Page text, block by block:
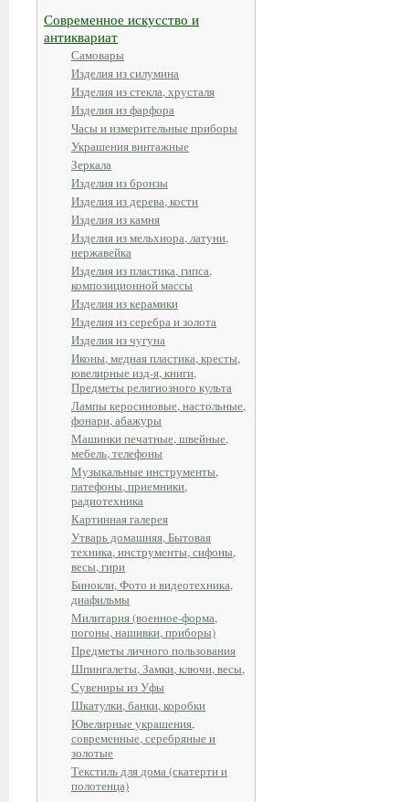
Современное искусство и
антиквариат
Самовары
Изделия из силумина
Изделия из стекла, хрусталя
Изделия из фарфора
Часы и измерительные приборы
Украшения винтажные
Зеркала
Изделия из бронзы
Изделия из дерева, кости
Изделия из камня
Изделия из мельхиора, латуни,
нержавейка
Изделия из пластика, гипса,
композиционной массы
Изделия из керамики
Изделия из серебра и золота
Изделия из чугуна
Иконы, медная пластика, кресты,
ювелирные изд-я, книги,
Предметы религиозного культа
Лампы керосиновые, настольные,
фонари, абажуры
Машинки печатные, швейные,
мебель, телефоны
Музыкальные инструменты,
патефоны, приемники,
радиотехника
Картинная галерея
Утварь домашняя, Бытовая
техника, инструменты, сифоны,
весы, гири
Бинокли, Фото и видеотехника,
диафильмы
Милитария (военное-форма,
погоны, нашивки, приборы)
Предметы личного пользования
Шпингалеты, Замки, ключи, весы,
Сувениры из Уфы
Шкатулки, банки, коробки
Ювелирные украшения,
современные, серебряные и
золотые
Текстиль для дома (скатерти и
полотенца)